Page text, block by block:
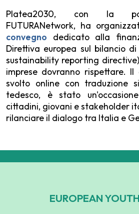
Platea2030, con la
FUTURANetwork, ha
convegno dedicato alla
Direttiva europea sul bilancio
sustainability reporting
imprese dovranno rispettare.
svolto online con traduzione
tedesco, è stato
cittadini, giovani e stakeholder
rilanciare il dialogo tra Italia e
EUROPEAN